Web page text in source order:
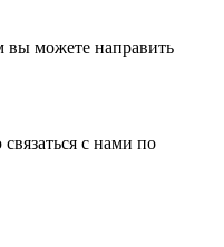
вы можете направить
с нами по